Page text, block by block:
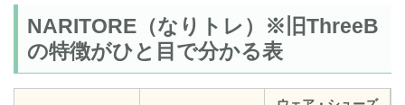
NARITORE（なりトレ）※旧ThreeB
の特徴がひと目で分かる表